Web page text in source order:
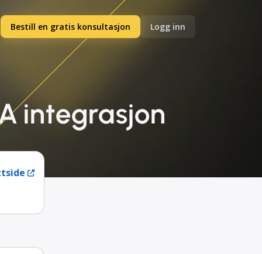
Bestill en gratis konsultasjon Logg inn
integrasjon